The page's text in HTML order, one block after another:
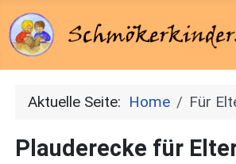
Aktuelle Seite: Home Für
Plauderecke für